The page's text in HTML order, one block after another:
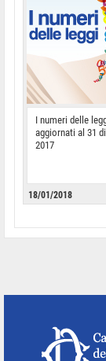
I numeri delle
aggiornati al 31
2017
18/01/2018